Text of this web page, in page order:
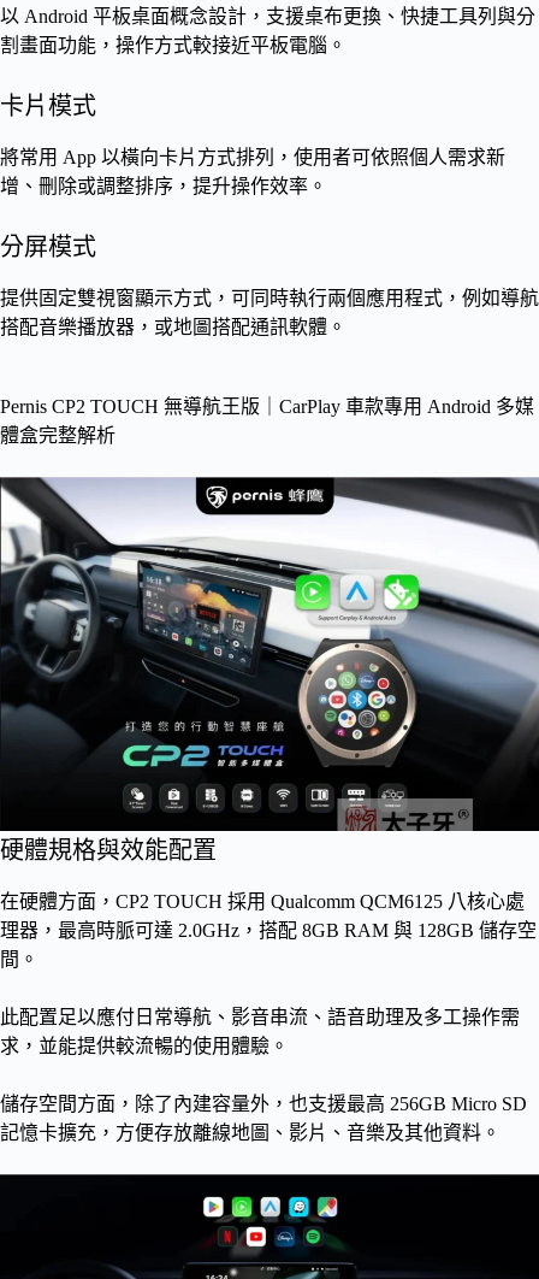
以 Android 平板桌面概念設計，支援桌布更換、快捷工具列與分
割畫面功能，操作方式較接近平板電腦。
卡片模式
將常用 App 以橫向卡片方式排列，使用者可依照個人需求新
增、刪除或調整排序，提升操作效率。
分屏模式
提供固定雙視窗顯示方式，可同時執行兩個應用程式，例如導航
搭配音樂播放器，或地圖搭配通訊軟體。
Pernis CP2 TOUCH 無導航王版｜CarPlay 車款專用 Android 多媒
體盒完整解析
硬體規格與效能配置
在硬體方面，CP2 TOUCH 採用 Qualcomm QCM6125 八核心處
理器，最高時脈可達 2.0GHz，搭配 8GB RAM 與 128GB 儲存空
間。
此配置足以應付日常導航、影音串流、語音助理及多工操作需
求，並能提供較流暢的使用體驗。
儲存空間方面，除了內建容量外，也支援最高 256GB Micro SD
記憶卡擴充，方便存放離線地圖、影片、音樂及其他資料。